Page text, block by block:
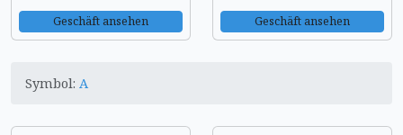
Geschäft ansehen Geschäft ansehen
Symbol: A